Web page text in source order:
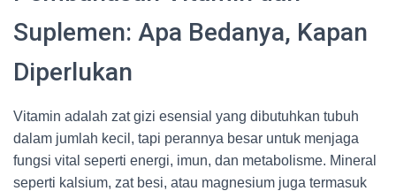
Suplemen: Apa Bedanya, Kapan
Diperlukan
Vitamin adalah zat gizi esensial yang dibutuhkan tubuh
dalam jumlah kecil, tapi perannya besar untuk menjaga
fungsi vital seperti energi, imun, dan metabolisme. Mineral
seperti kalsium, zat besi, atau magnesium juga termasuk